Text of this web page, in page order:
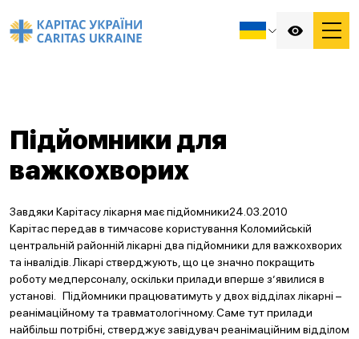
Підйомники для
важкохворих
Завдяки Карітасу лікарня має підйомники24.03.2010
Карітас передав в тимчасове користування Коломийській
центральній районній лікарні два підйомники для важкохворих
та інвалідів. Лікарі стверджують, що це значно покращить
роботу медперсоналу, оскільки прилади вперше з’явилися в
установі. Підйомники працюватимуть у двох відділах лікарні –
реанімаційному та травматологічному. Саме тут прилади
найбільш потрібні, стверджує завідувач реанімаційним відділом